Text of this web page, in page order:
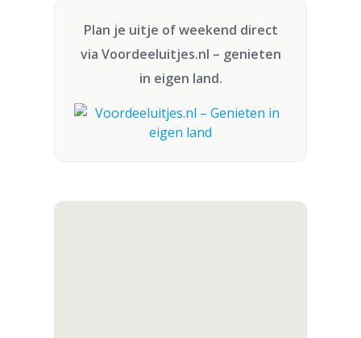
Plan je uitje of weekend direct
via Voordeeluitjes.nl – genieten
in eigen land.